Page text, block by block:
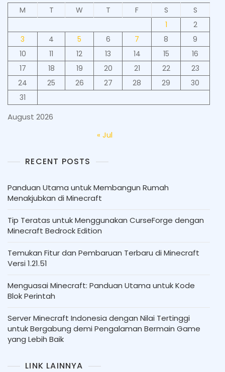
August 2026
M T W T F S
S
1
2
3
4 5 6 7 8
9
10
11 12 13 14 15
16
17
18 19 20 21 22
23
24
25 26 27 28 29
30
31
« Jul
RECENT POSTS
Panduan Utama untuk Membangun Rumah
Menakjubkan di Minecraft
Tip Teratas untuk Menggunakan CurseForge dengan
Minecraft Bedrock Edition
Temukan Fitur dan Pembaruan Terbaru di Minecraft
Versi 1.21.51
Menguasai Minecraft: Panduan Utama untuk Kode
Blok Perintah
Server Minecraft Indonesia dengan Nilai Tertinggi
untuk Bergabung demi Pengalaman Bermain Game
yang Lebih Baik
LINK LAINNYA